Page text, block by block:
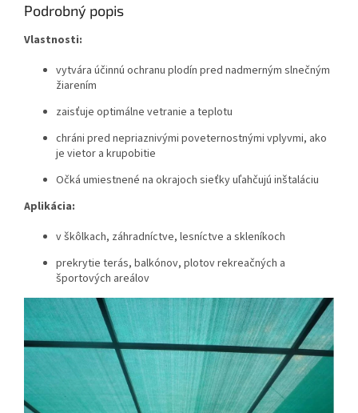
Podrobný popis
Vlastnosti:
vytvára účinnú ochranu plodín pred nadmerným slnečným
žiarením
zaisťuje optimálne vetranie a teplotu
chráni pred nepriaznivými poveternostnými vplyvmi, ako
je vietor a krupobitie
Očká umiestnené na okrajoch sieťky uľahčujú inštaláciu
Aplikácia:
v škôlkach, záhradníctve, lesníctve a skleníkoch
prekrytie terás, balkónov, plotov rekreačných a
športových areálov